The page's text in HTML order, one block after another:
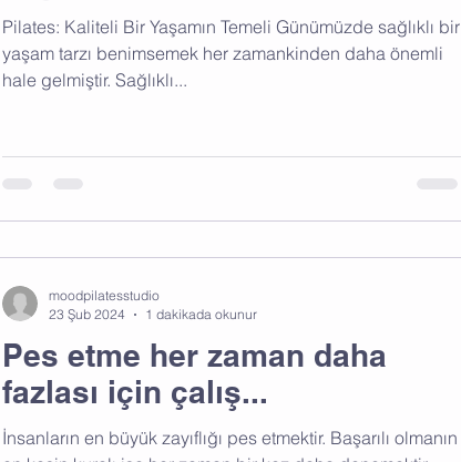
Pilates: Kaliteli Bir Yaşamın Temeli Günümüzde sağlıklı bir
yaşam tarzı benimsemek her zamankinden daha önemli
hale gelmiştir. Sağlıklı...
Pes etme her zaman daha
fazlası için çalış...
İnsanların en büyük zayıflığı pes etmektir. Başarılı olmanın
moodpilatesstudio
23 Şub 2024
1 dakikada okunur